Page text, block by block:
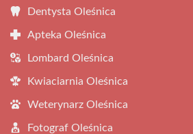
Dentysta Oleśnica
Apteka Oleśnica
Lombard Oleśnica
Kwiaciarnia Oleśnica
Weterynarz Oleśnica
Fotograf Oleśnica